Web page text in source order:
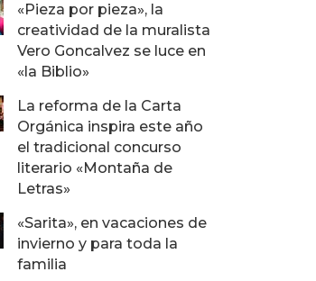
«Pieza por pieza», la
creatividad de la muralista
Vero Goncalvez se luce en
«la Biblio»
La reforma de la Carta
Orgánica inspira este año
el tradicional concurso
literario «Montaña de
Letras»
«Sarita», en vacaciones de
invierno y para toda la
familia